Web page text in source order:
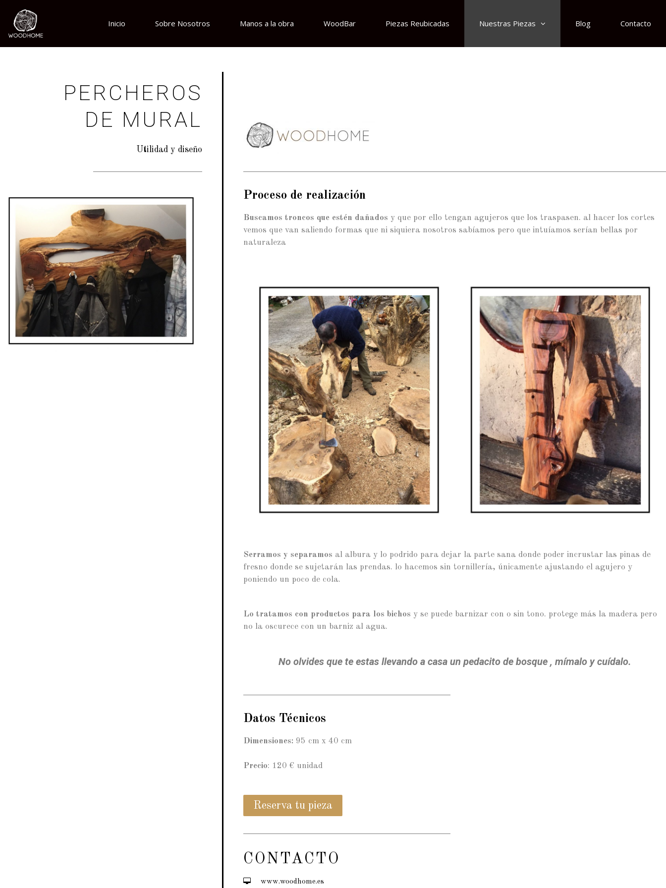
Inicio Sobre Nosotros Manos a la obra WoodBar Piezas Reubicadas Nuestras Piezas Blog Contacto
PERCHEROS
DE MURAL
Utilidad y diseño
Proceso de realización
Buscamos troncos que estén dañados y que por ello tengan agujeros que los traspasen. al hacer los cortes
vemos que van saliendo formas que ni siquiera nosotros sabíamos pero que intuíamos serían bellas por
naturaleza
Serramos y separamos al albura y lo podrido para dejar la parte sana donde poder incrustar las pinas de
fresno donde se sujetarán las prendas. lo hacemos sin tornillería, únicamente ajustando el agujero y
poniendo un poco de cola.
Lo tratamos con productos para los bichos y se puede barnizar con o sin tono. protege más la madera pero
no la oscurece con un barniz al agua.
No olvides que te estas llevando a casa un pedacito de bosque , mímalo y cuídalo.
Datos Técnicos
Dimensiones: 95 cm x 40 cm
Precio: 120 € unidad
Reserva tu pieza
CONTACTO
www.woodhome.es